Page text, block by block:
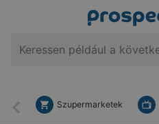
Vissza
Szupermarketek